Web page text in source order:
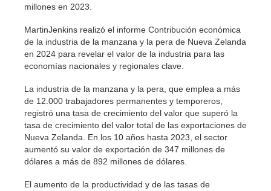
millones en 2023.
MartinJenkins realizó el informe Contribución económica
de la industria de la manzana y la pera de Nueva Zelanda
en 2024 para revelar el valor de la industria para las
economías nacionales y regionales clave.
La industria de la manzana y la pera, que emplea a más
de 12.000 trabajadores permanentes y temporeros,
registró una tasa de crecimiento del valor que superó la
tasa de crecimiento del valor total de las exportaciones de
Nueva Zelanda. En los 10 años hasta 2023, el sector
aumentó su valor de exportación de 347 millones de
dólares a más de 892 millones de dólares.
El aumento de la productividad y de las tasas de